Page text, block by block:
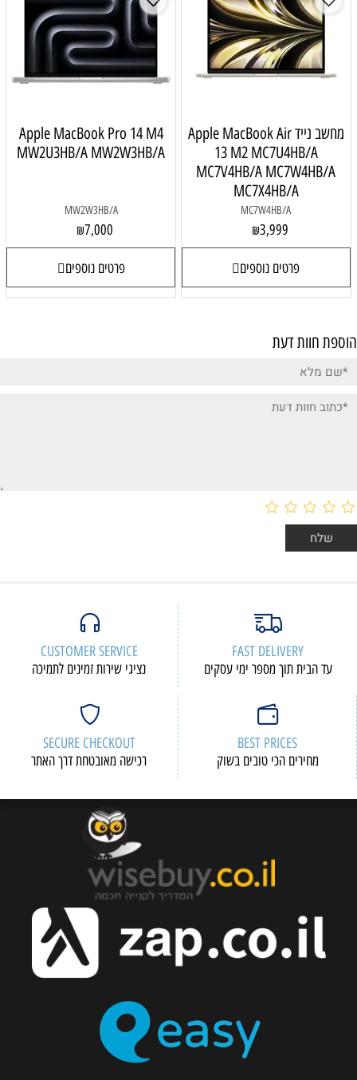
מחשב נייד Apple MacBook Air
13 M2 MC7U4HB/A
MC7V4HB/A MC7W4HB/A
MC7X4HB/A
MC7W4HB/A
₪3,999
פרטים נוספים
Apple MacBook Pro 14 M4
MW2U3HB/A MW2W3HB/A
MW2W3HB/A
₪7,000
פרטים נוספים
הוספת חוות דעת
FAST DELIVERY
עד הבית תוך מספר ימי עסקים
CUSTOMER SERVICE
נציגי שירות זמינים לתמיכה
BEST PRICES
מחירים הכי טובים בשוק
SECURE CHECKOUT
רכישה מאובטחת דרך האתר